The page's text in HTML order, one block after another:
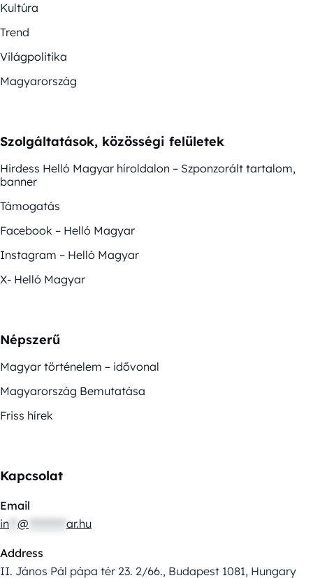
Kultúra
Trend
Világpolitika
Magyarország
Szolgáltatások, közösségi felületek
Hirdess Helló Magyar híroldalon – Szponzorált tartalom,
banner
Támogatás
Facebook – Helló Magyar
Instagram – Helló Magyar
X- Helló Magyar
Népszerű
Magyar történelem – idővonal
Magyarország Bemutatása
Friss hírek
Kapcsolat
Email
in @ ar.hu
Address
II. János Pál pápa tér 23. 2/66., Budapest 1081, Hungary